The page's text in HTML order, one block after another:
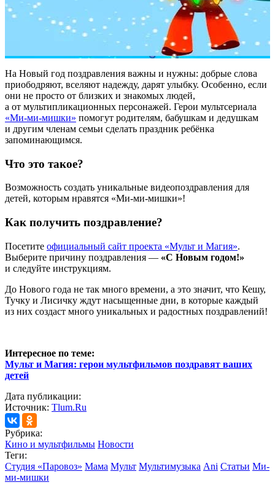
На Новый год поздравления важны и нужны: добрые слова
приободряют, вселяют надежду, дарят улыбку. Особенно, если
они не просто от близких и знакомых людей,
а от мультипликационных персонажей. Герои мультсериала
«Ми-ми-мишки» помогут родителям, бабушкам и дедушкам
и другим членам семьи сделать праздник ребёнка
запоминающимся.
Что это такое?
Возможность создать уникальные видеопоздравления для
детей, которым нравятся «Ми-ми-мишки»!
Как получить поздравление?
Посетите официальный сайт проекта «Мульт и Магия».
Выберите причину поздравления — «С Новым годом!»
и следуйте инструкциям.
До Нового года не так много времени, а это значит, что Кешу,
Тучку и Лисичку ждут насыщенные дни, в которые каждый
из них создаст много уникальных и радостных поздравлений!
Интересное по теме:
Мульт и Магия: герои мультфильмов поздравят ваших
детей
Дата публикации:
Источник: Tlum.Ru
Рубрика:
Кино и мультфильмы Новости
Теги:
Студия «Паровоз» Мама Мульт Мультимузыка Ani Статьи Ми-
ми-мишки